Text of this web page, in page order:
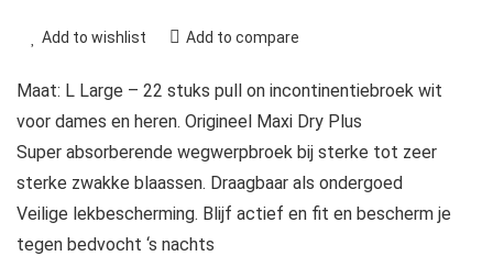
Add to wishlist Add to compare
Maat: L Large – 22 stuks pull on incontinentiebroek wit
voor dames en heren. Origineel Maxi Dry Plus
Super absorberende wegwerpbroek bij sterke tot zeer
sterke zwakke blaassen. Draagbaar als ondergoed
Veilige lekbescherming. Blijf actief en fit en bescherm je
tegen bedvocht ‘s nachts